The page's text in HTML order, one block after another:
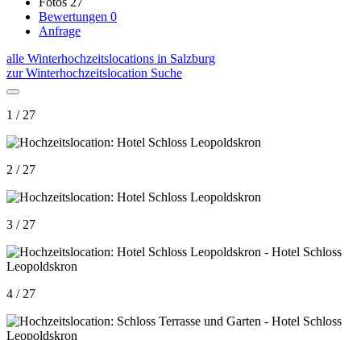
Bewertungen 0
Anfrage
alle Winterhochzeitslocations in Salzburg
zur Winterhochzeitslocation Suche
1 / 27
2 / 27
3 / 27
4 / 27